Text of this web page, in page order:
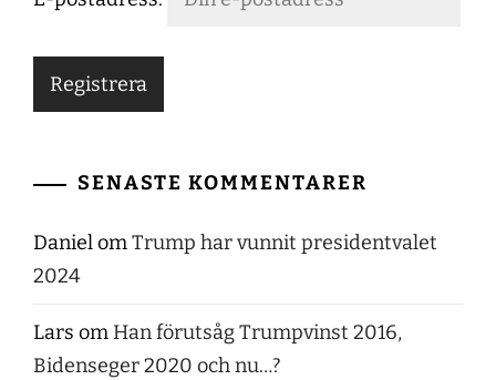
SENASTE KOMMENTARER
DanielomTrump har vunnit presidentvalet
2024
Lars om Han förutsåg Trumpvinst 2016,
Bidenseger 2020 och nu…?